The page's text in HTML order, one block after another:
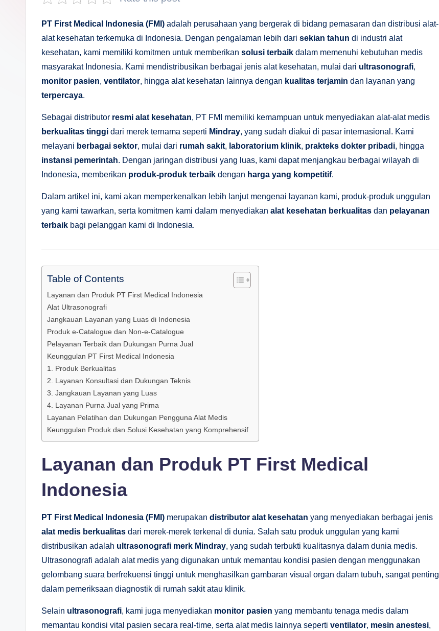
PT First Medical Indonesia (FMI) adalah perusahaan yang bergerak di bidang pemasaran dan distribusi alat-
alat kesehatan terkemuka di Indonesia. Dengan pengalaman lebih dari sekian tahun di industri alat
kesehatan, kami memiliki komitmen untuk memberikan solusi terbaik dalam memenuhi kebutuhan medis
masyarakat Indonesia. Kami mendistribusikan berbagai jenis alat kesehatan, mulai dari ultrasonografi,
monitor pasien, ventilator, hingga alat kesehatan lainnya dengan kualitas terjamin dan layanan yang
terpercaya.
Sebagai distributor resmi alat kesehatan, PT FMI memiliki kemampuan untuk menyediakan alat-alat medis
berkualitas tinggi dari merek ternama seperti Mindray, yang sudah diakui di pasar internasional. Kami
melayani berbagai sektor, mulai dari rumah sakit, laboratorium klinik, prakteks dokter pribadi, hingga
instansi pemerintah. Dengan jaringan distribusi yang luas, kami dapat menjangkau berbagai wilayah di
Indonesia, memberikan produk-produk terbaik dengan harga yang kompetitif.
Dalam artikel ini, kami akan memperkenalkan lebih lanjut mengenai layanan kami, produk-produk unggulan
yang kami tawarkan, serta komitmen kami dalam menyediakan alat kesehatan berkualitas dan pelayanan
terbaik bagi pelanggan kami di Indonesia.
Table of Contents
Layanan dan Produk PT First Medical Indonesia
Alat Ultrasonografi
Jangkauan Layanan yang Luas di Indonesia
Produk e-Catalogue dan Non-e-Catalogue
Pelayanan Terbaik dan Dukungan Purna Jual
Keunggulan PT First Medical Indonesia
1. Produk Berkualitas
2. Layanan Konsultasi dan Dukungan Teknis
3. Jangkauan Layanan yang Luas
4. Layanan Purna Jual yang Prima
Layanan Pelatihan dan Dukungan Pengguna Alat Medis
Keunggulan Produk dan Solusi Kesehatan yang Komprehensif
Layanan dan Produk PT First Medical
Indonesia
PT First Medical Indonesia (FMI) merupakan distributor alat kesehatan yang menyediakan berbagai jenis
alat medis berkualitas dari merek-merek terkenal di dunia. Salah satu produk unggulan yang kami
distribusikan adalah ultrasonografi merk Mindray, yang sudah terbukti kualitasnya dalam dunia medis.
Ultrasonografi adalah alat medis yang digunakan untuk memantau kondisi pasien dengan menggunakan
gelombang suara berfrekuensi tinggi untuk menghasilkan gambaran visual organ dalam tubuh, sangat penting
dalam pemeriksaan diagnostik di rumah sakit atau klinik.
Selain ultrasonografi, kami juga menyediakan monitor pasien yang membantu tenaga medis dalam
memantau kondisi vital pasien secara real-time, serta alat medis lainnya seperti ventilator, mesin anestesi,